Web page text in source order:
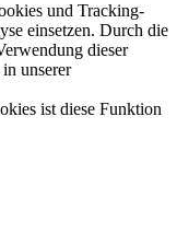
und Tracking-
einsetzen. Durch die
dieser
unserer
ist diese Funktion